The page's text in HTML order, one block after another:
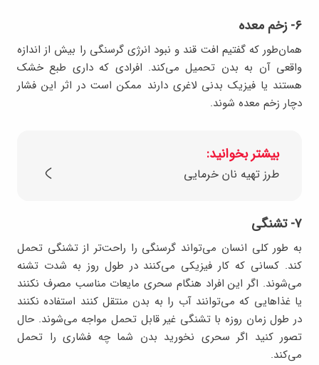
۶- زخم معده
همان‌طور که گفتیم افت قند و نبود انرژی گرسنگی را بیش از اندازه
واقعی آن به بدن تحمیل می‌کند. افرادی که داری طبع خشک
هستند یا فیزیک بدنی لاغری دارند ممکن است در اثر این فشار
دچار زخم معده شوند.
بیشتر بخوانید:
طرز تهیه نان خرمایی
۷- تشنگی
به طور کلی انسان می‌تواند گرسنگی را راحت‌تر از تشنگی تحمل
کند. کسانی که کار فیزیکی می‌کنند در طول روز به شدت تشنه
می‌شوند. اگر این افراد هنگام سحری مایعات مناسب مصرف نکنند
یا غذاهایی که می‌توانند آب را به بدن منتقل کنند استفاده نکنند
در طول زمان روزه با تشنگی غیر قابل تحمل مواجه می‌شوند. حال
تصور کنید اگر سحری نخورید بدن شما چه فشاری را تحمل
می‌کند.